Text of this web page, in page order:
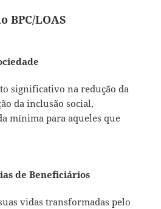
BPC/LOAS
significativo na redução da
da inclusão social,
mínima para aqueles que
de Beneficiários
vidas transformadas pelo